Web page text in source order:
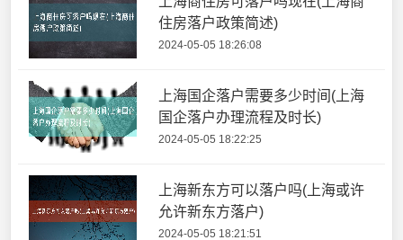
住房落户政策简述)
2024-05-05 18:26:08
上海国企落户需要多少时间(上海
国企落户办理流程及时长)
2024-05-05 18:22:25
上海新东方可以落户吗(上海或许
允许新东方落户)
2024-05-05 18:21:51